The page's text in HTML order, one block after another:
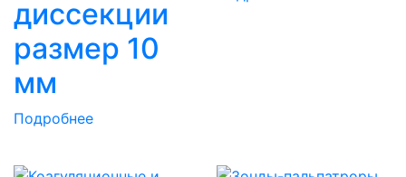
диссекции
размер 10
мм
Подробнее